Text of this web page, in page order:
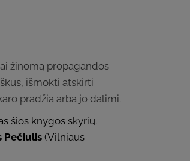
žinomą propagandos
išmokti atskirti
pradžia arba jo dalimi.
šios knygos skyrių.
Pečiulis (Vilniaus